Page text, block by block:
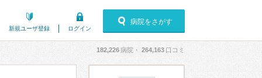
新規ユーザ登録 ログイン
病院をさがす
182,226病院・ 264,163 口コミ